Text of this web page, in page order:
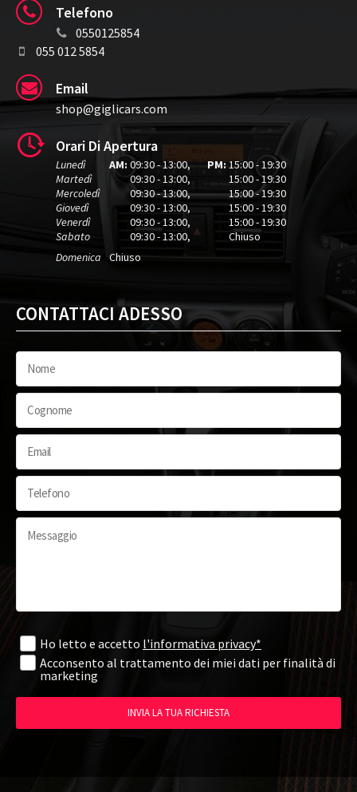
Telefono
0550125854
055 012 5854
Email
shop@giglicars.com
Orari Di Apertura
Lunedì AM: 09:30 - 13:00, PM:15:00 - 19:30
Martedì
09:30 - 13:00,
15:00 - 19:30
Mercoledì
09:30 - 13:00,
15:00 - 19:30
Giovedì
09:30 - 13:00,
15:00 - 19:30
Venerdì
09:30 - 13:00,
15:00 - 19:30
Sabato
09:30 - 13:00,
Chiuso
Domenica
Chiuso
CONTATTACI ADESSO
Ho letto e accetto l'informativa privacy*
Acconsento al trattamento dei miei dati per finalità di
marketing
INVIA LA TUA RICHIESTA